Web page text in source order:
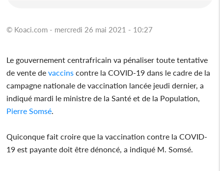
© Koaci.com - mercredi 26 mai 2021 - 10:27
Le gouvernement centrafricain va pénaliser toute tentative
de vente devaccins contre la COVID-19 dans le cadre de la
campagne nationale de vaccination lancée jeudi dernier, a
indiqué mardi le ministre de la Santé et de la Population,
Pierre Somsé
Quiconque fait croire que la vaccination contre la COVID-
19 est payante doit être dénoncé, a indiqué M. Somsé.